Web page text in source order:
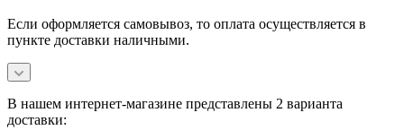
Если оформляется самовывоз, то оплата осуществляется в
пункте доставки наличными.
В нашем интернет-магазине представлены 2 варианта
доставки: